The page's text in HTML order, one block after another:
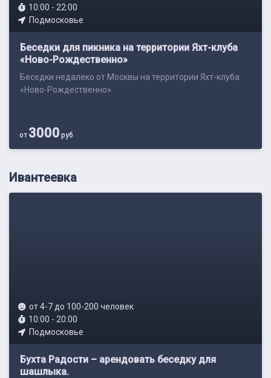
10:00 - 22:00
Подмосковье
Беседки для пикника на территории Яхт-клуба
«Ново-Рождественно»
Беседки недалеко от Москвы на территории Яхт-клуба
«Ново-Рождественно»
от3000 руб
Ивантеевка
от 4-7 до 100-200 человек
10:00 - 20:00
Подмосковье
Бухта Радости – арендовать беседку для
шашлыка.